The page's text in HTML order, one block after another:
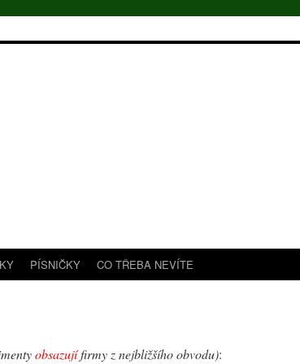
PÍSNIČKY CO TŘEBA NEVÍTE
obsazujífirmy z nejbližšího obvodu):